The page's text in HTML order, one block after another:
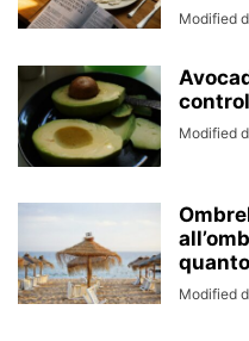
Modified
Modified
Modified